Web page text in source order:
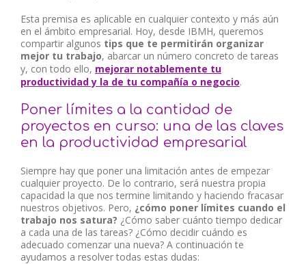
Esta premisa es aplicable en cualquier contexto y más aún
en el ámbito empresarial. Hoy, desde IBMH, queremos
compartir algunos tips que te permitirán organizar
mejor tu trabajo, abarcar un número concreto de tareas
y, con todo ello, mejorar notablemente tu
productividad y la de tu compañía o negocio.
Poner límites a la cantidad de
proyectos en curso: una de las claves
en la productividad empresarial
Siempre hay que poner una limitación antes de empezar
cualquier proyecto. De lo contrario, será nuestra propia
capacidad la que nos termine limitando y haciendo fracasar
nuestros objetivos. Pero, ¿cómo poner límites cuando el
trabajo nos satura? ¿Cómo saber cuánto tiempo dedicar
a cada una de las tareas? ¿Cómo decidir cuándo es
adecuado comenzar una nueva? A continuación te
ayudamos a resolver todas estas dudas: